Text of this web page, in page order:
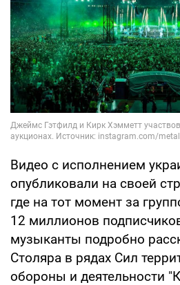
Видео с исполнением
опубликовали на своей
где на тот момент за
12 миллионов
музыканты подробно
Столяра в рядах Сил
обороны и деятельности